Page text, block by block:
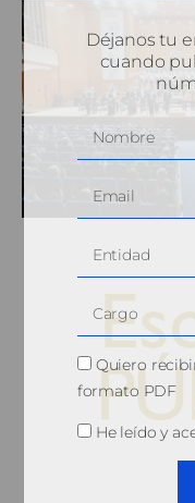
Déjanos tu
cuando
Quiero
formato PDF
He leído y